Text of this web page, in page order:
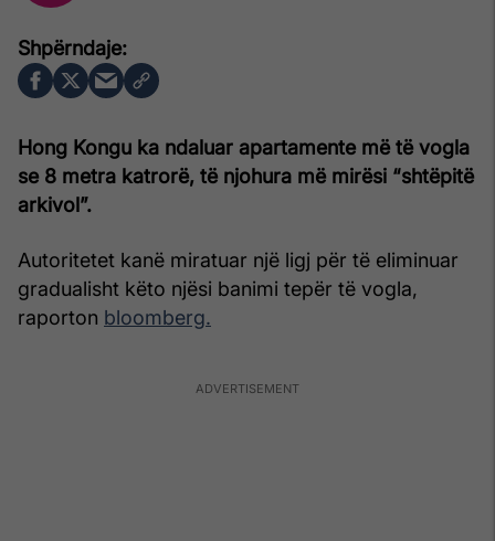
Hong Kongu ka ndaluar apartamente më të vogla
se 8 metra katrorë, të njohura më mirësi “shtëpitë
arkivol”.
Autoritetet kanë miratuar një ligj për të eliminuar
gradualisht këto njësi banimi tepër të vogla,
raporton bloomberg.